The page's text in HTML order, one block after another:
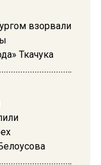
взорвали
Ткачука